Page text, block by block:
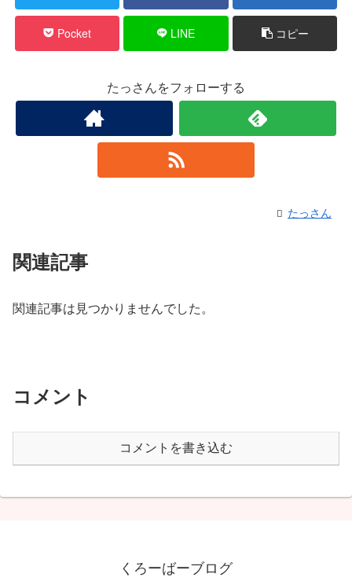
Pocket LINE コピー
たっさんをフォローする
たっさん
関連記事
関連記事は見つかりませんでした。
コメント
コメントを書き込む
くろーばーブログ